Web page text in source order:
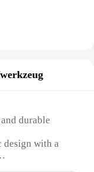
durable
design with a